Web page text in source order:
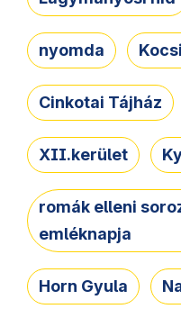
nyomda
Cinkotai Tájház
XII.kerület
romák elleni
emléknapja
Horn Gyula